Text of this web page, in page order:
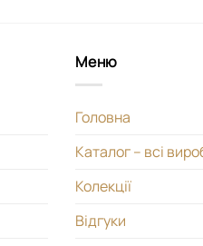
Меню
Головна
Каталог – всі
Колекції
Відгуки